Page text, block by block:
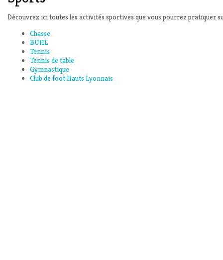
Découvrez ici toutes les activités sportives que vous pourrez pratiquer
Chasse
BUHL
Tennis
Tennis de table
Gymnastique
Club de foot Hauts Lyonnais